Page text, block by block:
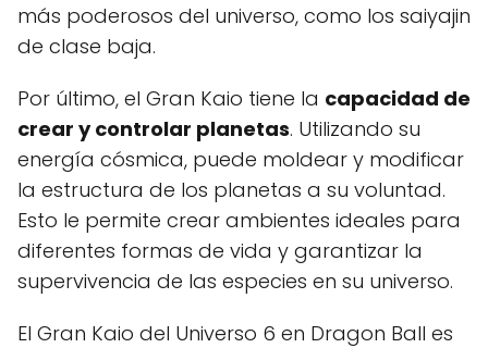
más poderosos del universo, como los saiyajin
de clase baja.
Por último, el Gran Kaio tiene la capacidad de
crear y controlar planetas. Utilizando su
energía cósmica, puede moldear y modificar
la estructura de los planetas a su voluntad.
Esto le permite crear ambientes ideales para
diferentes formas de vida y garantizar la
supervivencia de las especies en su universo.
El Gran Kaio del Universo 6 en Dragon Ball es